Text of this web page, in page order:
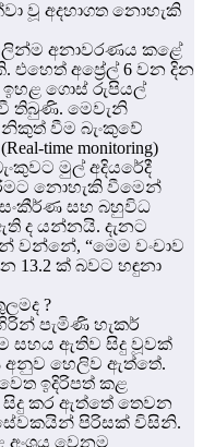
වූ අදහාගත නොහැකි
මුලින්ම අනාවරණය කළේ
එහෙත් අප්‍රේල් 6 වන දින
ඉහළ ගොස් රුපියල්
තිබුණි. මෙවැනි
වීම බැංකුවේ
time monitoring)
මුල් අදියරේදී
නොහැකි වීමෙන්
සහ බහුවිධ
ද යන්නයි. දැනට
“මෙම වංචාව
ක් බවට හඳුනා
?
පැමිණි හැකර්
සහය ඇතිව සිදු වූවක්
අනුව හෙලිව ඇත්තේ.
ඉදිරිපත් කළ
සිදු කර ඇත්තේ තෙවන
පිරිසක් විසිනි.
අංශය වෙනම